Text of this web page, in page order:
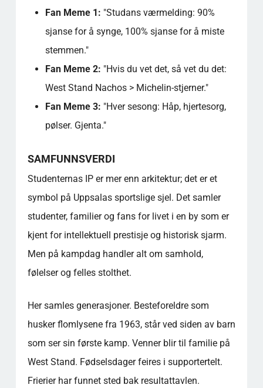
Fan Meme 1: "Studans værmelding: 90%
sjanse for å synge, 100% sjanse for å miste
stemmen."
Fan Meme 2: "Hvis du vet det, så vet du det:
West Stand Nachos > Michelin-stjerner."
Fan Meme 3: "Hver sesong: Håp, hjertesorg,
pølser. Gjenta."
SAMFUNNSVERDI
Studenternas IP er mer enn arkitektur; det er et
symbol på Uppsalas sportslige sjel. Det samler
studenter, familier og fans for livet i en by som er
kjent for intellektuell prestisje og historisk sjarm.
Men på kampdag handler alt om samhold,
følelser og felles stolthet.
Her samles generasjoner. Besteforeldre som
husker flomlysene fra 1963, står ved siden av barn
som ser sin første kamp. Venner blir til familie på
West Stand. Fødselsdager feires i supportertelt.
Frierier har funnet sted bak resultattavlen.